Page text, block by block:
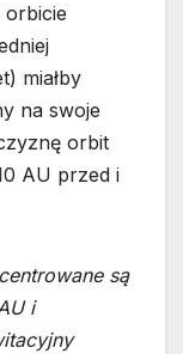
orbicie
miałby
na swoje
orbit
AU przed i
są
i